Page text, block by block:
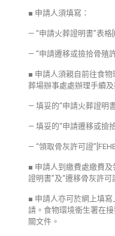
■ 申請人須填寫：
— “申請火葬證明書”表格
— “申請遷移或撿拾骨殖
■ 申請人須親自前往食
葬場辦事處處辦理手續及
— 填妥的“申請火葬證明
— 填妥的“申請遷移或撿
— “領取骨灰許可證
■ 申請人到繳費處繳費
證明書”及“遷移骨灰許可
■ 申請人亦可於網上填
請。食物環境衞生署在
關文件。